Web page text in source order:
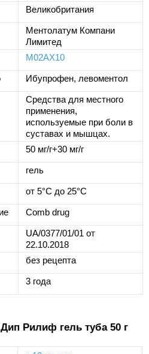
Великобритания
Ментолатум Компани
Лимитед
M02AX10
Ибупрофен, левоментол
Средства для местного
применения,
используемые при боли в
суставах и мышцах.
50 мг/г+30 мг/г
гель
от 5°C до 25°C
Comb drug
UA/0377/01/01 от
22.10.2018
без рецепта
3 года
Рилиф гель туба 50 г